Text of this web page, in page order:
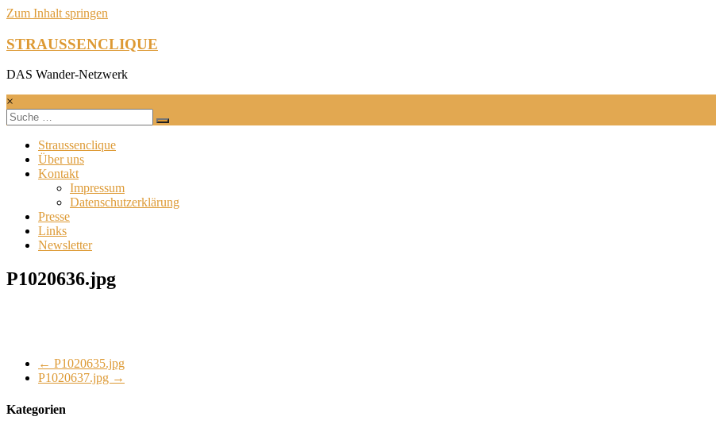
Zum Inhalt springen
STRAUSSENCLIQUE
DAS Wander-Netzwerk
×
Straussenclique
Über uns
Kontakt
Impressum
Datenschutzerklärung
Presse
Links
Newsletter
P1020636.jpg
← P1020635.jpg
P1020637.jpg →
Kategorien